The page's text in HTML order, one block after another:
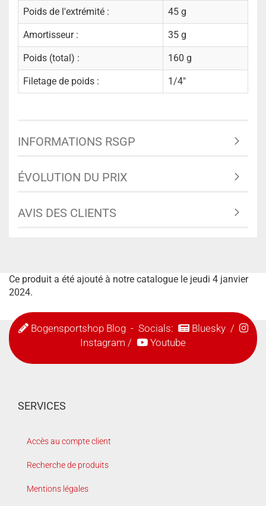
Poids de l'extrémité : 45 g
Amortisseur : 35 g
Poids (total) : 160 g
Filetage de poids : 1/4"
INFORMATIONS RSGP
ÉVOLUTION DU PRIX
AVIS DES CLIENTS
Ce produit a été ajouté à notre catalogue le jeudi 4 janvier
2024.
Bogensportshop Blog- Socials: Bluesky/
Instagram / Youtube
SERVICES
Accès au compte client
Recherche de produits
Mentions légales